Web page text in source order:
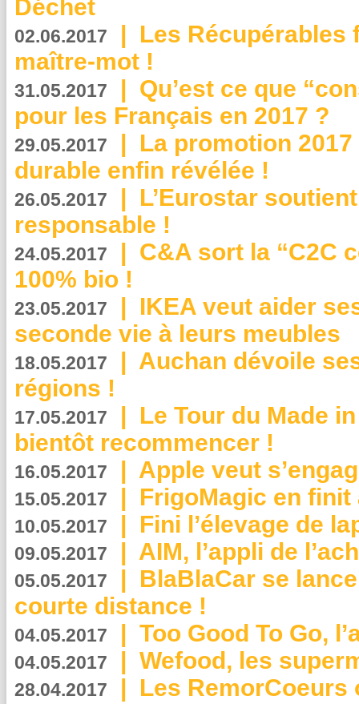
Déchet
02.06.2017 | Les Récupérables
maître-mot !
31.05.2017 | Qu’est ce que
pour les Français en 2017 ?
29.05.2017 | La promotion
durable enfin révélée !
26.05.2017 | L’Eurostar
responsable !
24.05.2017 | C&A sort la “C2C
100% bio !
23.05.2017 | IKEA veut aider
seconde vie à leurs meubles
18.05.2017 | Auchan dévoile
régions !
17.05.2017 | Le Tour du Made
bientôt recommencer !
16.05.2017 | Apple veut
15.05.2017 | FrigoMagic en
10.05.2017 | Fini l’élevage de
09.05.2017 | AIM, l’appli de
05.05.2017 | BlaBlaCar se
courte distance !
04.05.2017 | Too Good To Go,
04.05.2017 | Wefood, les
28.04.2017 | Les RemorCoeurs